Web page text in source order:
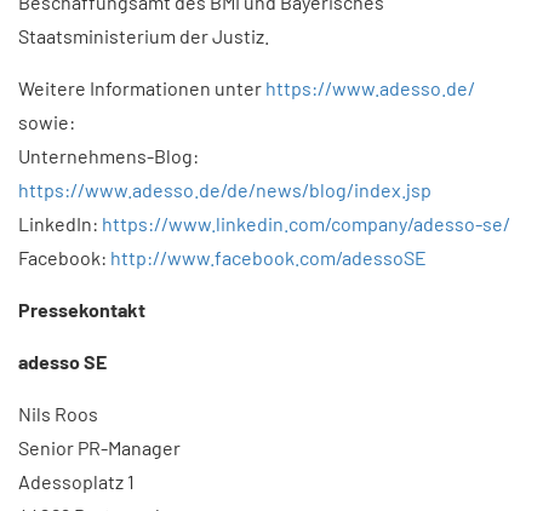
Staatsministerium der Justiz.
Weitere Informationen unter https://www.adesso.de/
sowie:
Unternehmens-Blog:
https://www.adesso.de/de/news/blog/index.jsp
LinkedIn: https://www.linkedin.com/company/adesso-se/
Facebook: http://www.facebook.com/adessoSE
Pressekontakt​
adesso SE​
Nils Roos
Senior PR-Manager
Adessoplatz 1